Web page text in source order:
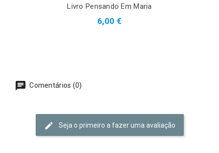
Livro Pensando Em Maria
6,00 €
Comentários (0)
Seja o primeiro a fazer uma avaliação